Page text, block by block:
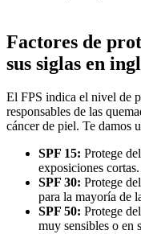
Factores de
sus siglas en
El FPS indica el nivel de
responsables de las
cáncer de piel. Te damos
SPF 15: Protege
exposiciones cortas.
SPF 30: Protege
para la mayoría de
SPF 50: Protege
muy sensibles o en